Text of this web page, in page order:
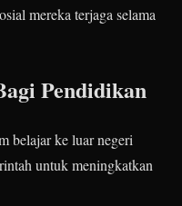
mereka terjaga selama
Pendidikan
belajar ke luar negeri
untuk meningkatkan